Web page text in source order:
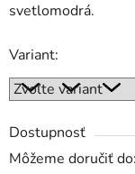
svetlomodrá.
Variant:
Dostupnosť
Môžeme doručiť do: